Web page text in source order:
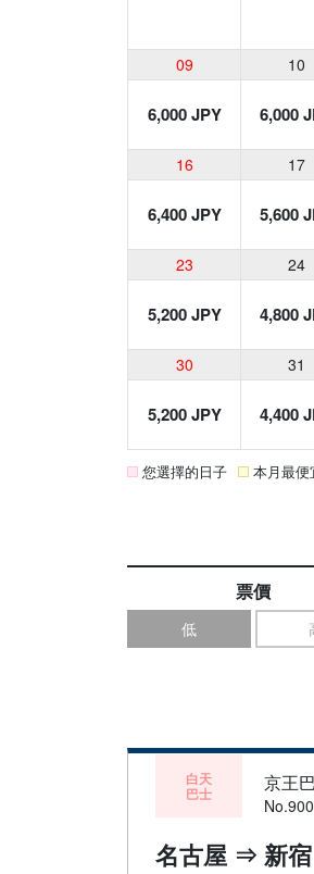
09 10
6,000 JPY 6,000
16 17
6,400 JPY 5,600
23 24
5,200 JPY 4,800
30 31
5,200 JPY 4,400
您選擇的日子 本月最
票價
低
白天
巴士 京王
名古屋 ⇒ 新宿